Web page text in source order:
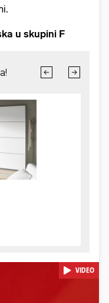
u skupini F
VIDEO